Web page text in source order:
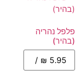
פלפל נהריה
(בהיר)